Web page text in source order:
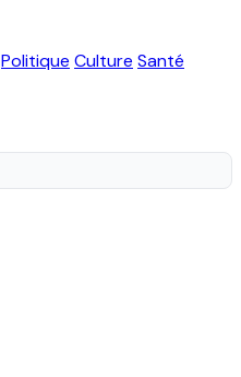
Politique Culture Santé